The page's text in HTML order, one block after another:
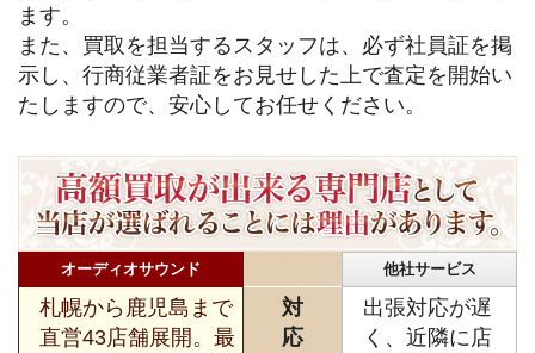
ます。
また、買取を担当するスタッフは、必ず社員証を掲
示し、行商従業者証をお見せした上で査定を開始い
たしますので、安心してお任せください。
オーディオサウンド 他社サービス
札幌から鹿児島まで
直営43店舗展開。最
対
応
出張対応が遅
く、近隣に店